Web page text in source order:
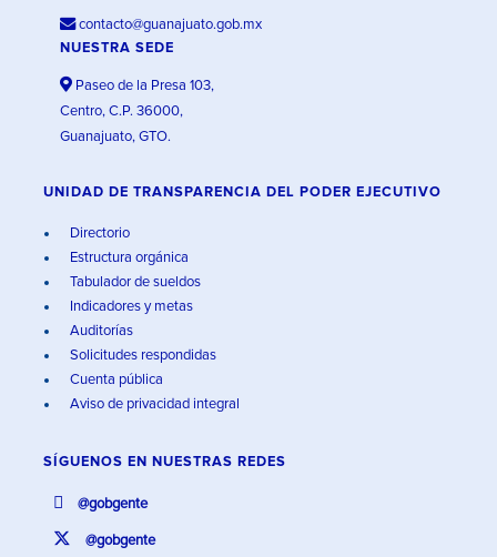
contacto@guanajuato.gob.mx
NUESTRA SEDE
Paseo de la Presa 103,
Centro, C.P. 36000,
Guanajuato, GTO.
UNIDAD DE TRANSPARENCIA DEL PODER EJECUTIVO
Directorio
Estructura orgánica
Tabulador de sueldos
Indicadores y metas
Auditorías
Solicitudes respondidas
Cuenta pública
Aviso de privacidad integral
SÍGUENOS EN NUESTRAS REDES
@gobgente
@gobgente